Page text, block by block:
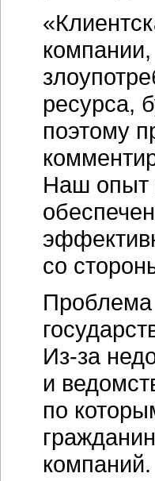
ресурса,
поэтому
Наш опыт
со
Из-за
и
по